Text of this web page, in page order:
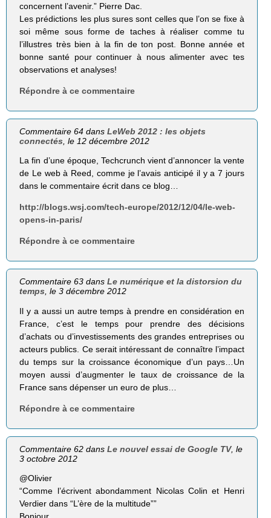
concernent l’avenir.” Pierre Dac.
Les prédictions les plus sures sont celles que l’on se fixe à
soi même sous forme de taches à réaliser comme tu
l’illustres très bien à la fin de ton post. Bonne année et
bonne santé pour continuer à nous alimenter avec tes
observations et analyses!
Répondre à ce commentaire
Commentaire 64 dansLeWeb 2012 : les objets
connectés , le 12 décembre 2012
La fin d’une époque, Techcrunch vient d’annoncer la vente
de Le web à Reed, comme je l’avais anticipé il y a 7 jours
dans le commentaire écrit dans ce blog…
http://blogs.wsj.com/tech-europe/2012/12/04/le-web-
opens-in-paris/
Répondre à ce commentaire
Commentaire 63 dansLe numérique et la distorsion du
temps, le 3 décembre 2012
Il y a aussi un autre temps à prendre en considération en
France, c’est le temps pour prendre des décisions
d’achats ou d’investissements des grandes entreprises ou
acteurs publics. Ce serait intéressant de connaître l’impact
du temps sur la croissance économique d’un pays…Un
moyen aussi d’augmenter le taux de croissance de la
France sans dépenser un euro de plus…
Répondre à ce commentaire
Commentaire 62 dansLe nouvel essai de Google TV, le
3 octobre 2012
@Olivier
“Comme l’écrivent abon­dam­ment Nico­las Colin et Henri
Ver­dier dans “L’ère de la mul­ti­tude””
Bonjour,